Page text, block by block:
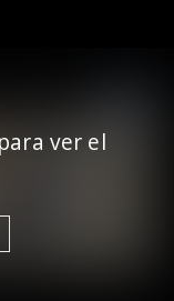
ver el